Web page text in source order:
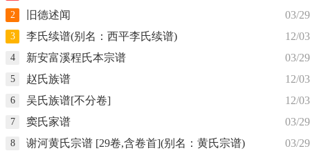
03/29
2
旧德述闻
12/03
3
李氏续谱(别名：西平李氏续谱)
03/29
4
新安富溪程氏本宗谱
12/03
5
赵氏族谱
12/03
6
吴氏族谱[不分卷]
03/29
7
窦氏家谱
03/29
8
谢河黄氏宗谱 [29卷,含卷首](别名：黄氏宗谱)